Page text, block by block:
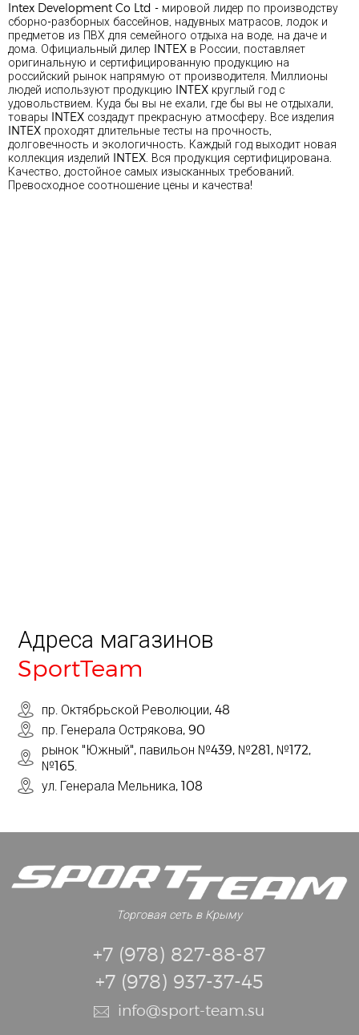
Intex Development Co Ltd - мировой лидер по производству
сборно-разборных бассейнов, надувных матрасов, лодок и
предметов из ПВХ для семейного отдыха на воде, на даче и
дома. Официальный дилер INTEX в России, поставляет
оригинальную и сертифицированную продукцию на
российский рынок напрямую от производителя. Миллионы
людей используют продукцию INTEX круглый год с
удовольствием. Куда бы вы не ехали, где бы вы не отдыхали,
товары INTEX создадут прекрасную атмосферу. Все изделия
INTEX проходят длительные тесты на прочность,
долговечность и экологичность. Каждый год выходит новая
коллекция изделий INTEX. Вся продукция сертифицирована.
Качество, достойное самых изысканных требований.
Превосходное соотношение цены и качества!
Адреса магазинов
SportTeam
пр. Октябрьской Революции, 48
пр. Генерала Острякова, 90
рынок "Южный", павильон №439, №281, №172,
№165.
ул. Генерала Мельника, 108
Торговая сеть в Крыму
+7 (978) 827-88-87
+7 (978) 937-37-45
info@sport-team.su